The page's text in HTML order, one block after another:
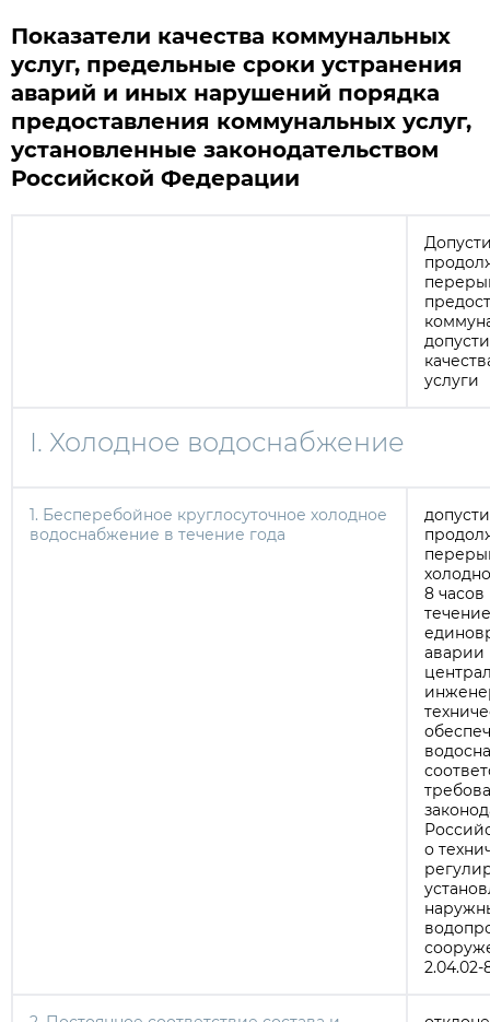
Показатели качества коммунальных
услуг, предельные сроки устранения
аварий и иных нарушений порядка
предоставления коммунальных услуг,
установленные законодательством
Российской Федерации
услуги
I. Холодное водоснабжение
1. Бесперебойное круглосуточное холодное
водоснабжение в течение года
8
аварии
о
2.04.02-